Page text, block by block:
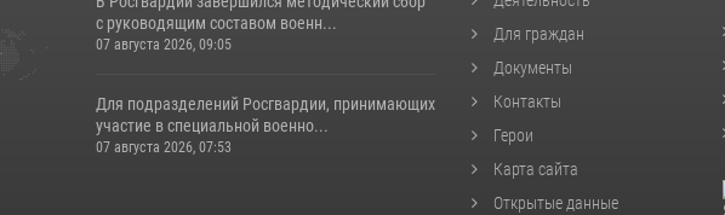
с руководящим составом военн...
07 августа 2026, 09:05
Для подразделений Росгвардии, принимающих
участие в специальной военно...
07 августа 2026, 07:53
Для граждан
Документы
Контакты
Герои
Карта сайта
Открытые данные